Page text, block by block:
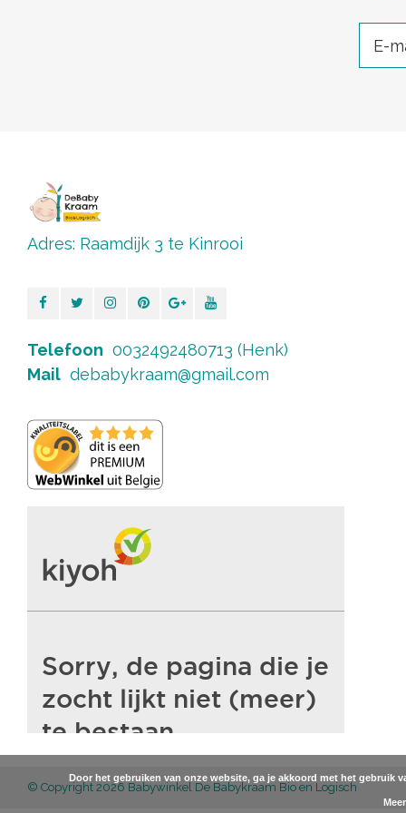
Adres: Raamdijk 3 te Kinrooi
Telefoon 0032492480713 (Henk)
Mail debabykraam@gmail.com
© Copyright 2026 Babywinkel De Babykraam Bio en Logisch
Door het gebruiken van onze website, ga je akkoord met het gebruik